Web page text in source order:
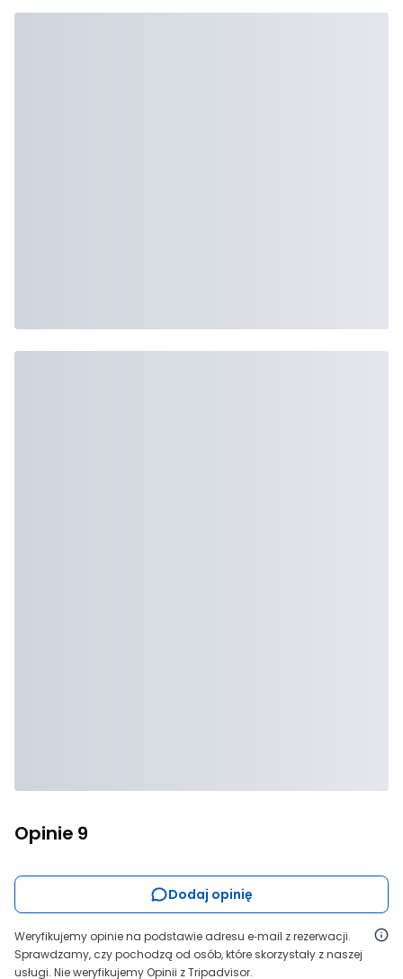
Opinie 9
Dodaj opinię
Weryfikujemy opinie na podstawie adresu e‑mail z rezerwacji.
Sprawdzamy, czy pochodzą od osób, które skorzystały z naszej
usługi. Nie weryfikujemy Opinii z Tripadvisor.